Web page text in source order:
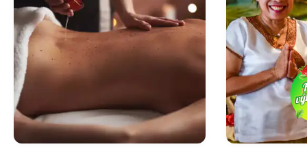
9.6Vynikajúce hodnotenie
Vydajte sa na cestu plnú oddychu a harmónie! V
Thai La Flora na vás čaká thajská alebo
aromatická olejová masáž, ktorá uvoľní vaše svaly,
zharmonizuje telo a pohladí dušu. Doprajte si chvíle,
kde sa exotické techniky a voňavé oleje spoja v
dokonalý relaxačný zážitok. Nechajte stres